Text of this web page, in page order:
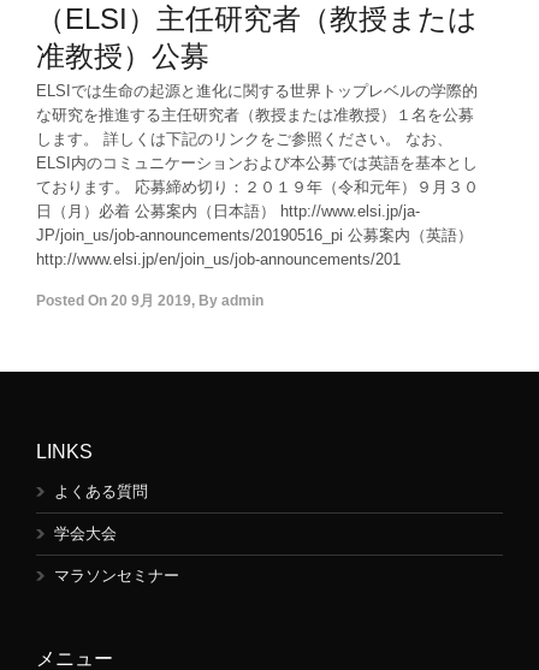
（ELSI）主任研究者（教授または
准教授）公募
ELSIでは生命の起源と進化に関する世界トップレベルの学際的
な研究を推進する主任研究者（教授または准教授）１名を公募
します。 詳しくは下記のリンクをご参照ください。 なお、
ELSI内のコミュニケーションおよび本公募では英語を基本とし
ております。 応募締め切り：２０１９年（令和元年）９月３０
日（月）必着 公募案内（日本語） http://www.elsi.jp/ja-
JP/join_us/job-announcements/20190516_pi 公募案内（英語）
http://www.elsi.jp/en/join_us/job-announcements/201
Posted On 20 9月 2019, By admin
LINKS
よくある質問
学会大会
マラソンセミナー
メニュー